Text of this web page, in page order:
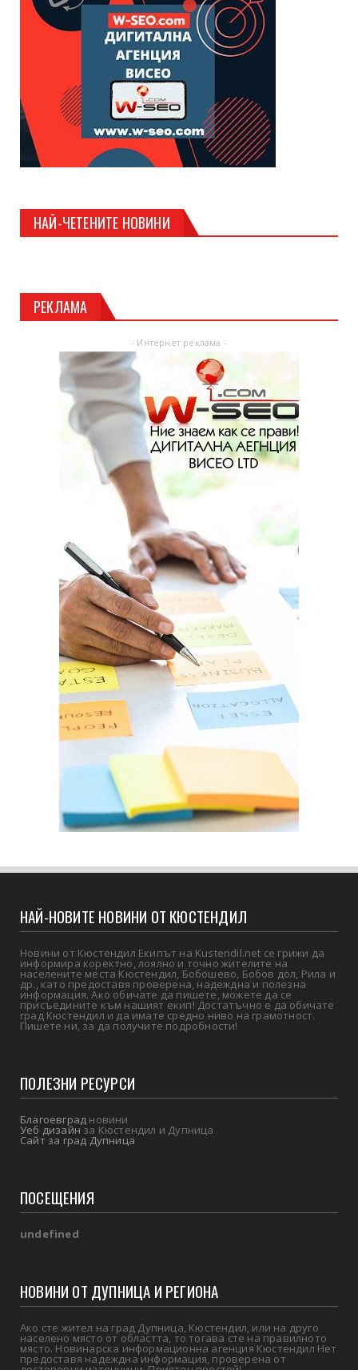
НАЙ-ЧЕТЕНИТЕ НОВИНИ
РЕКЛАМА
- Интернет реклама -
НАЙ-НОВИТЕ НОВИНИ ОТ КЮСТЕНДИЛ
Новини от Кюстендил Екипът на Kustendil.net се грижи да
информира коректно, лоялно и точно жителите на
населените места Кюстендил, Бобошево, Бобов дол, Рила и
др., като предоставя проверена, надеждна и полезна
информация. Ако обичате да пишете, можете да се
присъедините към нашият екип! Достатъчно е да обичате
град Кюстендил и да имате средно ниво на грамотност.
Пишете ни, за да получите подробности!
ПОЛЕЗНИ РЕСУРСИ
Благоевград новини
Уеб дизайнза Кюстендил и Дупница
Сайт за град Дупница
ПОСЕЩЕНИЯ
undefined
НОВИНИ ОТ ДУПНИЦА И РЕГИОНА
Ако сте жител на град Дупница, Кюстендил, или на друго
населено място от областта, то тогава сте на правилното
място. Новинарска информационна агенция Кюстендил Нет
предоставя надеждна информация, проверена от